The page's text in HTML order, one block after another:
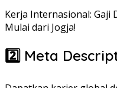
Kerja Internasional: Gaji
Mulai dari Jogja!
2️⃣ Meta